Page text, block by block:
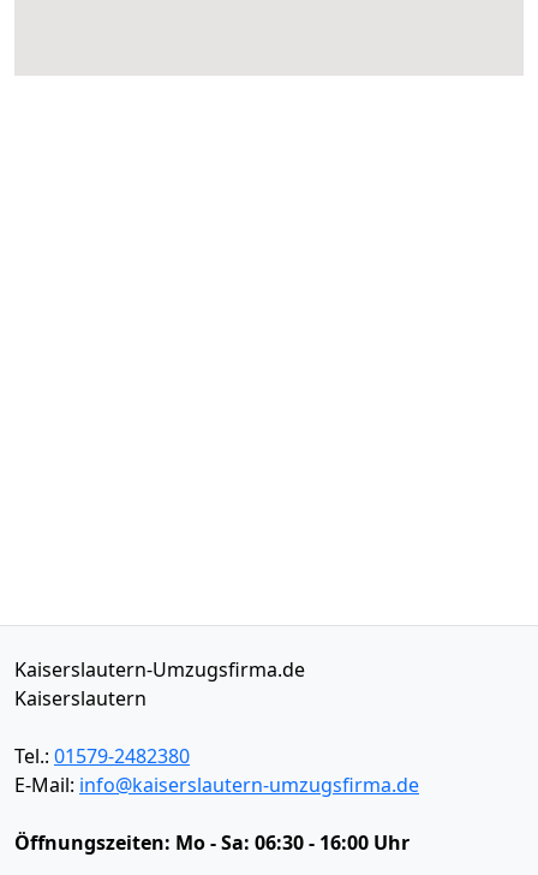
Kaiserslautern-Umzugsfirma.de
Kaiserslautern
Tel.: 01579-2482380
E-Mail: info@kaiserslautern-umzugsfirma.de
Öffnungszeiten: Mo - Sa: 06:30 - 16:00 Uhr